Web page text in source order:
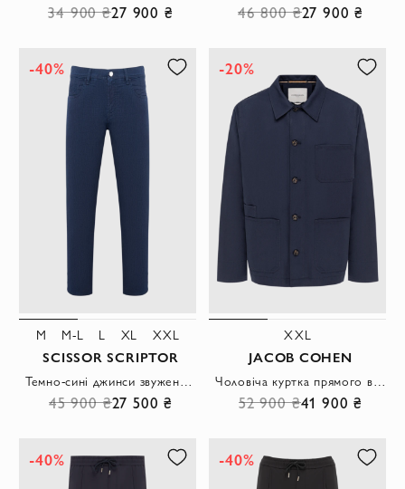
34 900 ₴27 900 ₴ 46 800 ₴27 900 ₴
-40%
M M-L L XL XXL
SCISSOR SCRIPTOR
45 900 ₴27 500 ₴
-20%
XXL
JACOB COHEN
52 900 ₴41 900 ₴
-40% -40%